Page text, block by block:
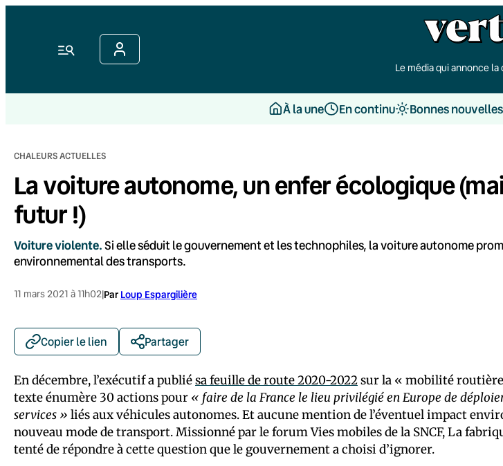
Menu
Le média qui annonce
À la une En continu Bonnes nouvelles
CHALEURS ACTUELLES
La voiture autonome, un enfer écologique
futur !)
Voiture violente.Si elle séduit le gouvernement et les technophiles, la voiture autonome
environnemental des transports.
11 mars 2021 à 11h02|Par Loup Espargilière
Copier le lien Partager
En décembre, l’exécutif a publiésa feuille de route 2020-2022sur la « mobilité
texte énumère 30 actions pour « faire de la France le lieu privilégié en Europe de
services » liés aux véhicules autonomes. Et aucune mention de l’éventuel impact
nouveau mode de transport. Missionné par le forum Vies mobiles de la SNCF, La
tenté de répondre à cette question que le gouvernement a choisi d’ignorer.